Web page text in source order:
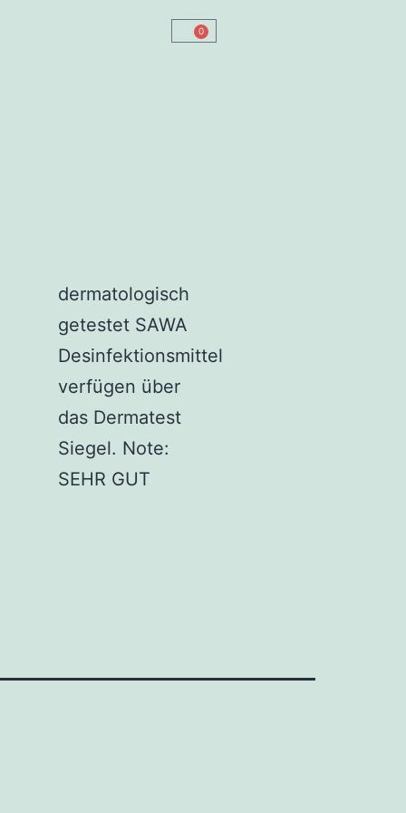
0
dermatologisch
getestet SAWA
Desinfektionsmittel
verfügen über
das Dermatest
Siegel. Note:
SEHR GUT